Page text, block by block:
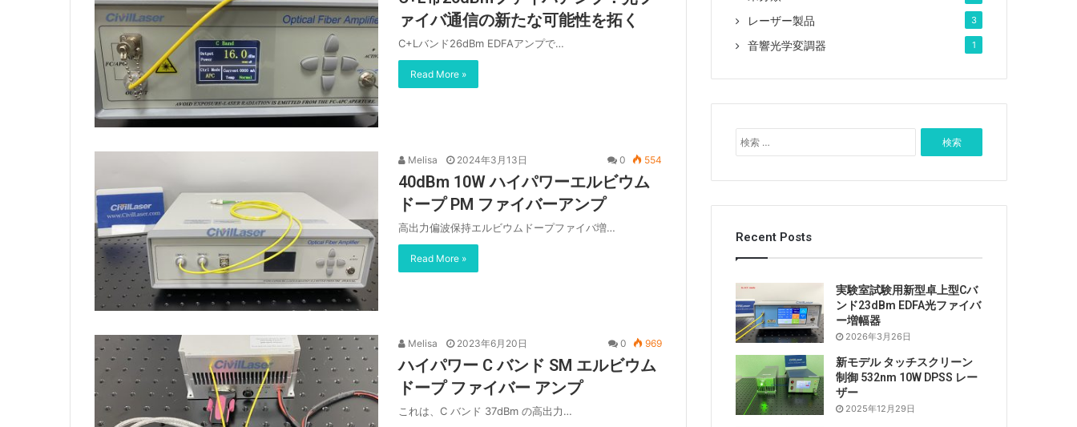
ァイバ通信の新たな可能性を拓く
C+Lバンド26dBm EDFAアンプで…
Read More »
Melisa 2024年3月13日 0 554
40dBm 10W ハイパワーエルビウム
ドープ PM ファイバーアンプ
高出力偏波保持エルビウムドープファイバ増…
Read More »
Melisa 2023年6月20日 0 969
ハイパワー C バンド SM エルビウム
ドープ ファイバー アンプ
これは、C バンド 37dBm の高出力…
レーザー製品 3
音響光学変調器 1
索
Recent Posts
実験室試験用新型卓上型Cバ
ンド23dBm EDFA光ファイバ
ー増幅器
2026年3月26日
新モデル タッチスクリーン
制御 532nm 10W DPSS レー
ザー
2025年12月29日